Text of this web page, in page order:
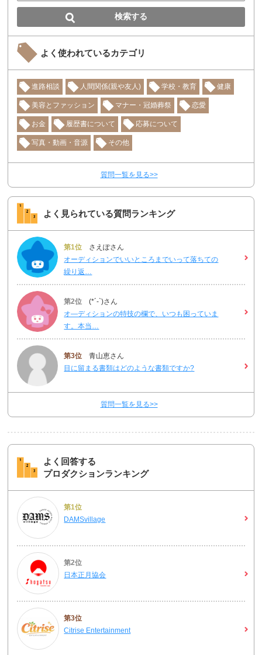
よく使われているカテゴリ
進路相談 人間関係(親や友人) 学校・教育 健康
美容とファッション マナー・冠婚葬祭 恋愛
お金 履歴書について 応募について
写真・動画・音源 その他
質問一覧を見る>>
よく見られている質問ランキング
第1位 さえぽさん
オーディションでいいところまでいって落ちての
繰り返…
第2位 (*´-`)さん
オ―ディションの特技の欄で、いつも困っていま
す。本当…
第3位 青山恵さん
目に留まる書類はどのような書類ですか?
質問一覧を見る>>
よく回答する
プロダクションランキング
第1位
DAMSvillage
第2位
日本正月協会
第3位
Citrise Entertainment